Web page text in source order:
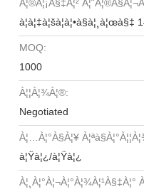
À¦®à¦¡à§‡à¦²
à¦à¦‡à¦šà¦à¦•à§à¦¸à¦œà§‡
MOQ:
1000
À¦¦à¦¾à¦®:
Negotiated
À¦…à¦°à§à¦¥
à¦Ÿà¦¿/à¦Ÿà¦¿
À¦¸à¦°à¦¬à¦°à¦¾à¦¹à§‡à¦°